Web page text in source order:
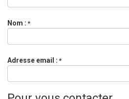
Nom : *
Adresse email : *